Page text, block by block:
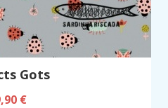
Gots
€